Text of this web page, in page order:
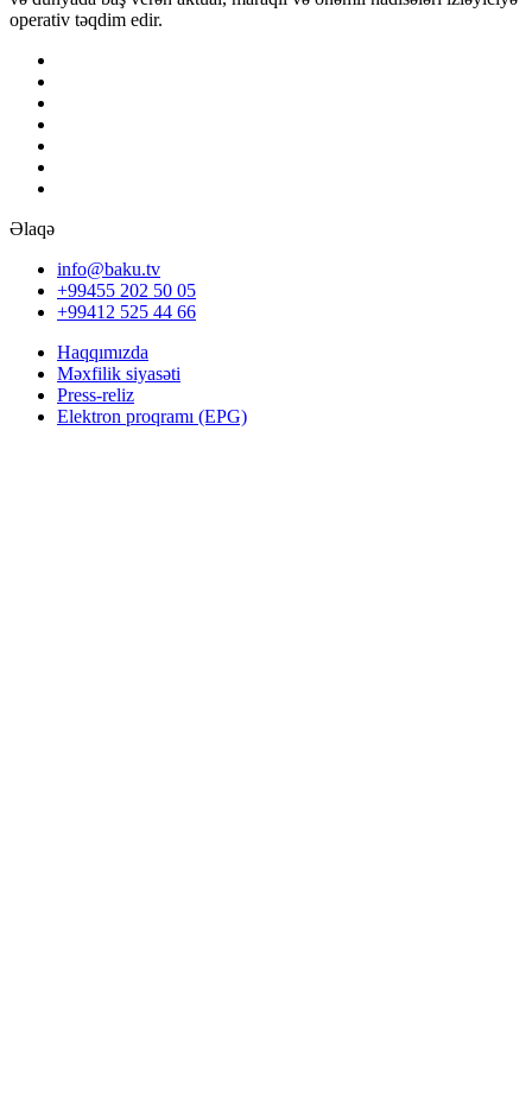
operativ təqdim edir.
Əlaqə
info@baku.tv
+99455 202 50 05
+99412 525 44 66
Haqqımızda
Məxfilik siyasəti
Press-reliz
Elektron proqramı (EPG)